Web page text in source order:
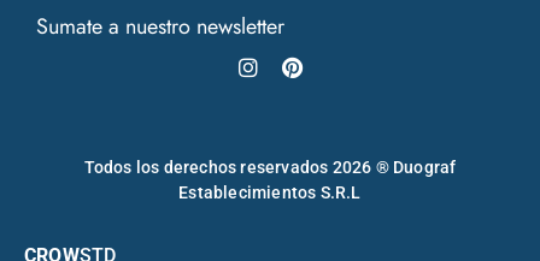
Sumate a nuestro newsletter
Instagram
Pinterest
Todos los derechos reservados 2026 ® Duograf
Establecimientos S.R.L
CROWSTD